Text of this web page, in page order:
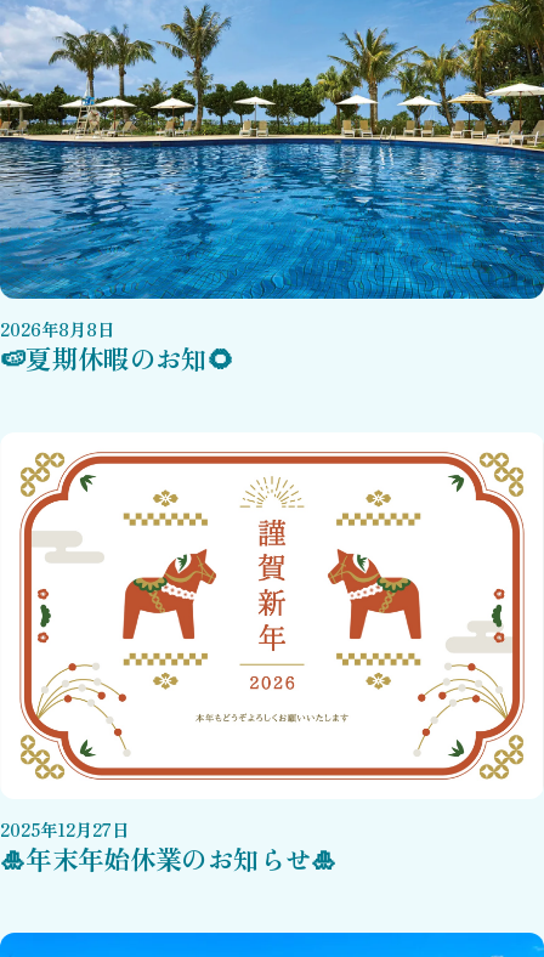
2026年8月8日
🍉夏期休暇のお知🌻
2025年12月27日
🎍年末年始休業のお知らせ🎍